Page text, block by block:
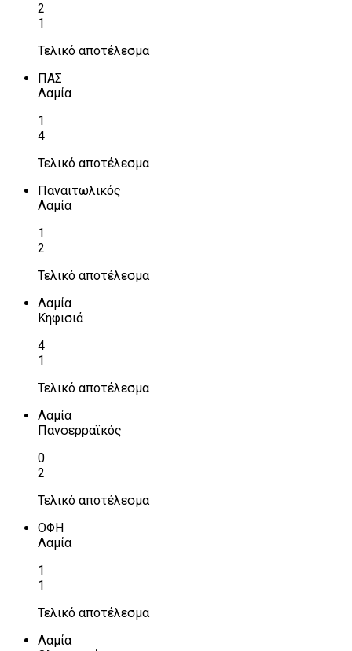
2
1
Τελικό αποτέλεσμα
ΠΑΣ
Λαμία
1
4
Τελικό αποτέλεσμα
Παναιτωλικός
Λαμία
1
2
Τελικό αποτέλεσμα
Λαμία
Κηφισιά
4
1
Τελικό αποτέλεσμα
Λαμία
Πανσερραϊκός
0
2
Τελικό αποτέλεσμα
ΟΦΗ
Λαμία
1
1
Τελικό αποτέλεσμα
Λαμία